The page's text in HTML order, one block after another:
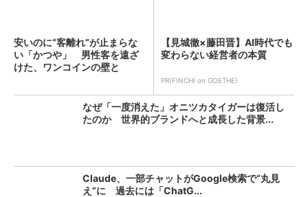
安いのに“客離れ”が止まらな
い「かつや」 男性客を遠ざ
けた、ワンコインの壁と
【見城徹×藤田晋】AI時代でも
変わらない経営者の本質
PR(FINCHI on GOETHE)
なぜ「一度消えた」オニツカタイガーは復活し
たのか 世界的ブランドへと成長した背景...
Claude、一部チャットがGoogle検索で“丸見
え”に 過去には「ChatG...